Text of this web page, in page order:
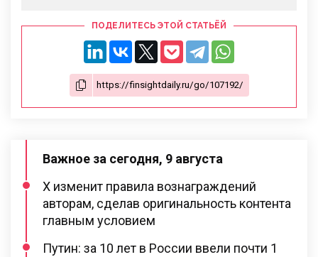
ПОДЕЛИТЕСЬ ЭТОЙ СТАТЬЁЙ
Важное за сегодня, 9 августа
X изменит правила вознаграждений
авторам, сделав оригинальность контента
главным условием
Путин: за 10 лет в России ввели почти 1